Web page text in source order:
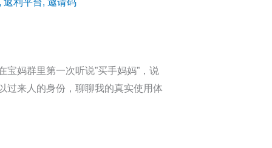
, 返利平台, 邀请码
妈群里第一次听说”买手妈妈”，说
过来人的身份，聊聊我的真实使用体